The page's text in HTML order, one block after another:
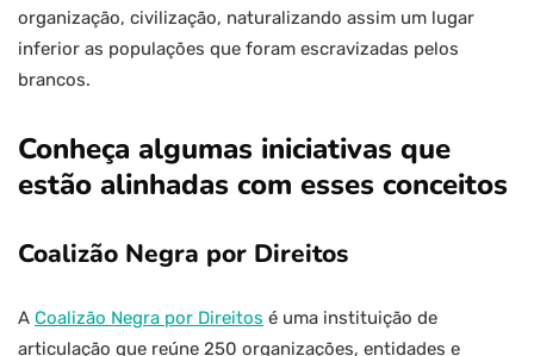
organização, civilização, naturalizando assim um lugar
inferior as populações que foram escravizadas pelos
brancos.
Conheça algumas iniciativas que
estão alinhadas com esses conceitos
Coalizão Negra por Direitos
A Coalizão Negra por Direitos é uma instituição de
articulação que reúne 250 organizações, entidades e